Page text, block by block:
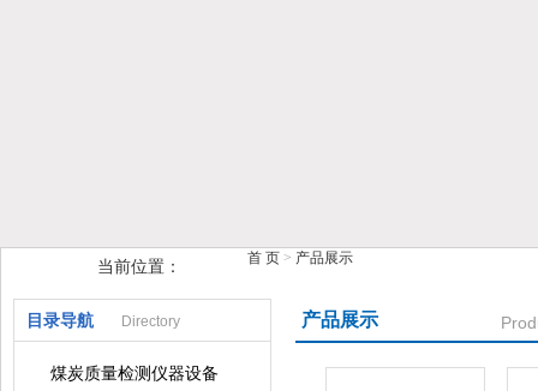
鹤壁市榴莲视频在线观看下载仪器仪表有限公司
当前位置： 首 页 > 产品展示
目录导航 Directory
煤炭质量检测仪器设备
产品展示